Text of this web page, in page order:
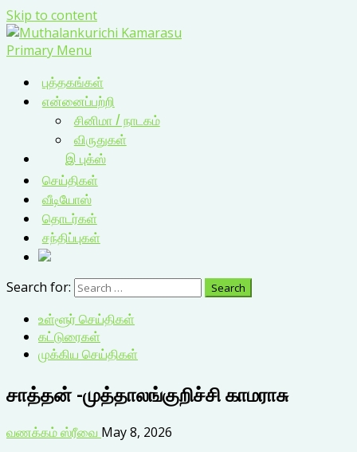
Skip to content
Primary Menu
புத்தகங்கள்
என்னைப்பற்றி
சினிமா / நாடகம்
விருதுகள்
இ புக்ஸ்
செய்திகள்
வீடியோஸ்
தொடர்கள்
சந்திப்புகள்
Search for:
உள்ளூர் செய்திகள்
கட்டுரைகள்
முக்கிய செய்திகள்
சாத்தன் -முத்தாலங்குறிச்சி காமராசு
வணக்கம் ஸ்ரீவை May 8, 2026